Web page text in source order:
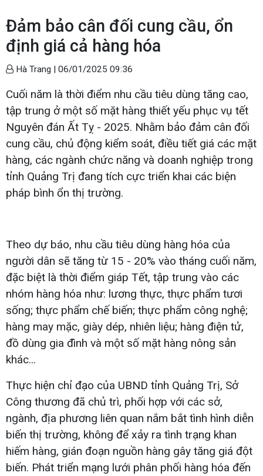
Đảm bảo cân đối cung cầu, ổn
định giá cả hàng hóa
Hà Trang | 06/01/2025 09:36
Cuối năm là thời điểm nhu cầu tiêu dùng tăng cao,
tập trung ở một số mặt hàng thiết yếu phục vụ tết
Nguyên đán Ất Tỵ - 2025. Nhằm bảo đảm cân đối
cung cầu, chủ động kiểm soát, điều tiết giá các mặt
hàng, các ngành chức năng và doanh nghiệp trong
tỉnh Quảng Trị đang tích cực triển khai các biện
pháp bình ổn thị trường.
Theo dự báo, nhu cầu tiêu dùng hàng hóa của
người dân sẽ tăng từ 15 - 20% vào tháng cuối năm,
đặc biệt là thời điểm giáp Tết, tập trung vào các
nhóm hàng hóa như: lương thực, thực phẩm tươi
sống; thực phẩm chế biến; thực phẩm công nghệ;
hàng may mặc, giày dép, nhiên liệu; hàng điện tử,
đồ dùng gia đình và một số mặt hàng nông sản
khác...
Thực hiện chỉ đạo của UBND tỉnh Quảng Trị, Sở
Công thương đã chủ trì, phối hợp với các sở,
ngành, địa phương liên quan nắm bắt tình hình diễn
biến thị trường, không để xảy ra tình trạng khan
hiếm hàng, gián đoạn nguồn hàng gây tăng giá đột
biến. Phát triển mạng lưới phân phối hàng hóa đến